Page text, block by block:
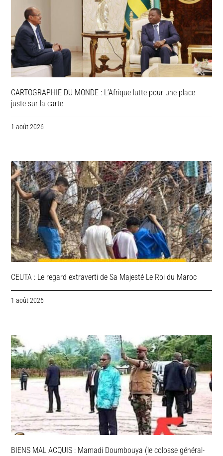
CARTOGRAPHIE DU MONDE : L’Afrique lutte pour une place
juste sur la carte
1 août 2026
CEUTA : Le regard extraverti de Sa Majesté Le Roi du Maroc
1 août 2026
BIENS MAL ACQUIS : Mamadi Doumbouya (le colosse général-